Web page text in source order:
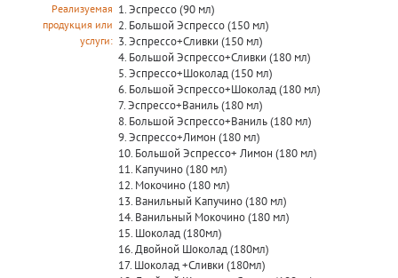
Реализуемая
продукция или
услуги:
1. Эспрессо (90 мл)
2. Большой Эспрессо (150 мл)
3. Эспрессо+Сливки (150 мл)
4. Большой Эспрессо+Сливки (180 мл)
5. Эспрессо+Шоколад (150 мл)
6. Большой Эспрессо+Шоколад (180 мл)
7. Эспрессо+Ваниль (180 мл)
8. Большой Эспрессо+Ваниль (180 мл)
9. Эспрессо+Лимон (180 мл)
10. Большой Эспрессо+ Лимон (180 мл)
11. Капучино (180 мл)
12. Мокочино (180 мл)
13. Ванильный Капучино (180 мл)
14. Ванильный Мокочино (180 мл)
15. Шоколад (180мл)
16. Двойной Шоколад (180мл)
17. Шоколад +Сливки (180мл)